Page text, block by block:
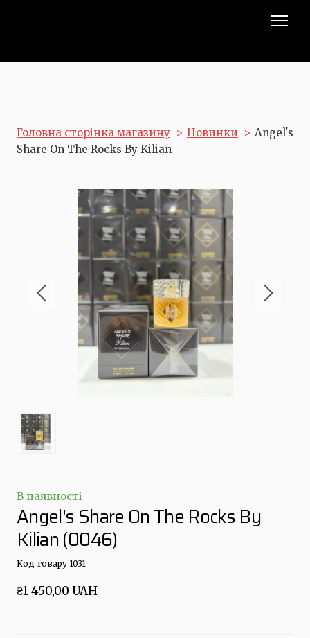
Головна сторінка магазину Новинки
Angel's
Share On The Rocks By Kilian
В наявності
Angel's Share On The Rocks By
Kilian(0046)
Код товару 1031
₴1 450,00 UAH